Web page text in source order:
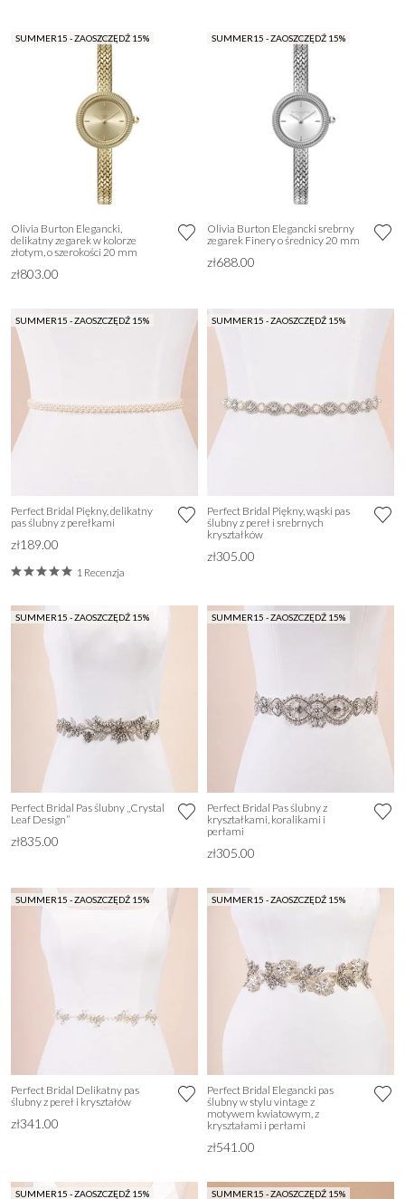
SUMMER15 - ZAOSZCZĘDŹ 15%
Olivia Burton Elegancki,
delikatny zegarek w kolorze
złotym, o szerokości 20 mm
zł803.00
SUMMER15 - ZAOSZCZĘDŹ 15%
Olivia Burton Elegancki srebrny
zegarek Finery o średnicy 20 mm
zł688.00
SUMMER15 - ZAOSZCZĘDŹ 15%
Perfect Bridal Piękny, delikatny
pas ślubny z perełkami
zł189.00
1 Recenzja
SUMMER15 - ZAOSZCZĘDŹ 15%
Perfect Bridal Piękny, wąski pas
ślubny z pereł i srebrnych
kryształków
zł305.00
SUMMER15 - ZAOSZCZĘDŹ 15%
Perfect Bridal Pas ślubny „Crystal
Leaf Design”
zł835.00
SUMMER15 - ZAOSZCZĘDŹ 15%
Perfect Bridal Pas ślubny z
kryształkami, koralikami i
perłami
zł305.00
SUMMER15 - ZAOSZCZĘDŹ 15%
Perfect Bridal Delikatny pas
ślubny z pereł i kryształów
zł341.00
SUMMER15 - ZAOSZCZĘDŹ 15%
Perfect Bridal Elegancki pas
ślubny w stylu vintage z
motywem kwiatowym, z
kryształami i perłami
zł541.00
SUMMER15 - ZAOSZCZĘDŹ 15% SUMMER15 - ZAOSZCZĘDŹ 15%